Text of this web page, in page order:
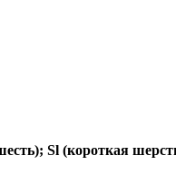
Sl (короткая